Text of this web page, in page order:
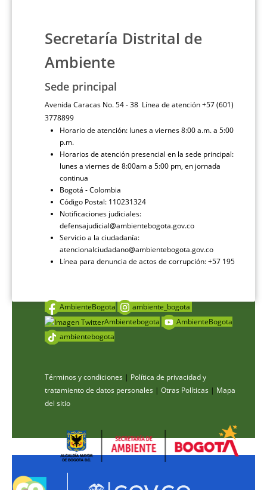
Secretaría Distrital de
Ambiente
Sede principal
Avenida Caracas No. 54 - 38 Línea de atención +57 (601)
3778899
Horario de atención: lunes a viernes 8:00 a.m. a 5:00
p.m.
Horarios de atención presencial en la sede principal:
lunes a viernes de 8:00am a 5:00 pm, en jornada
continua
Bogotá - Colombia
Código Postal: 110231324
Notificaciones judiciales:
defensajudicial@ambientebogota.gov.co
Servicio a la ciudadanía:
atencionalciudadano@ambientebogota.gov.co
Línea para denuncia de actos de corrupción: +57 195
AmbienteBogota
ambiente_bogota
Ambientebogota
AmbienteBogota
ambientebogota
Términos y condiciones | Política de privacidad y
tratamiento de datos personales | Otras Políticas | Mapa
del sitio